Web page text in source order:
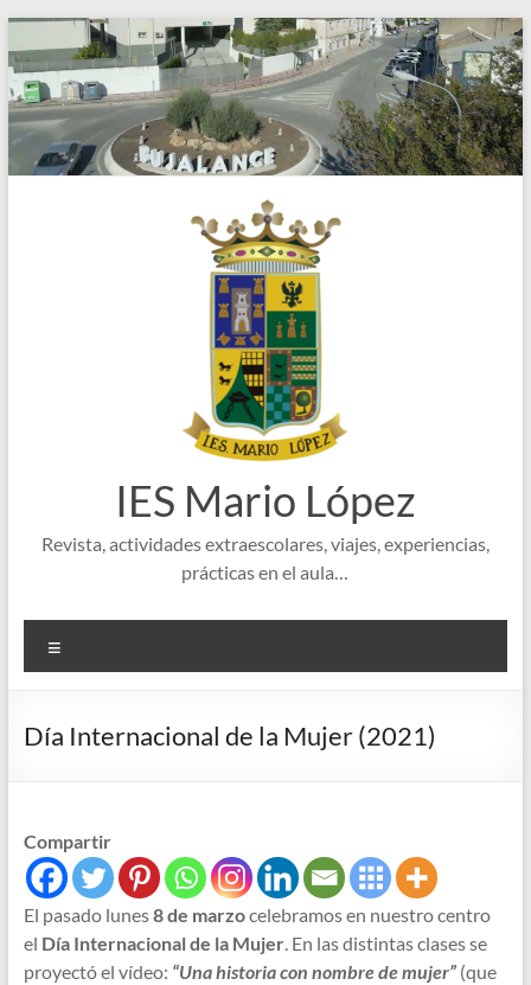
Saltar
al
contenido
IES Mario López
Revista, actividades extraescolares, viajes, experiencias,
prácticas en el aula…
Día Internacional de la Mujer (2021)
Compartir
El pasado lunes8 de marzocelebramos en nuestro centro
el Día Internacional de la Mujer. En las distintas clases se
proyectó el vídeo: “Una historia con nombre de mujer”(que